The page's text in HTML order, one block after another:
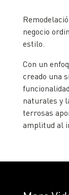
negocio
estilo.
Con un
creado una
naturales y
terrosas
amplitud al